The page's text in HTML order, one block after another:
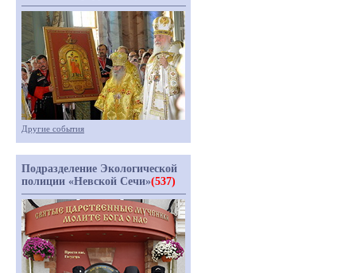
Другие события
Подразделение Экологической
полиции «Невской Сечи»(537)